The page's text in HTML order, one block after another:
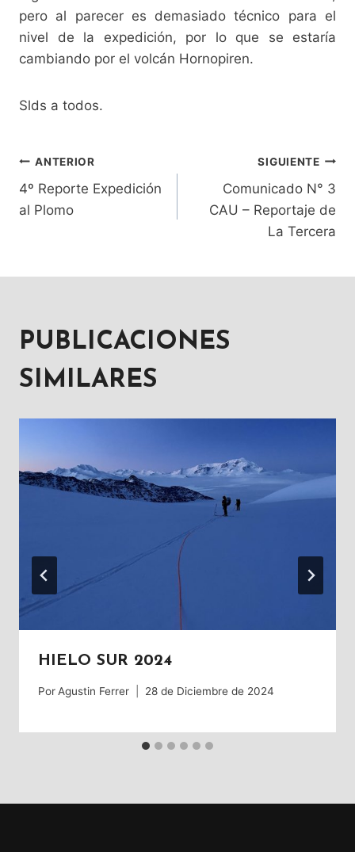
pero al parecer es demasiado técnico para el
nivel de la expedición, por lo que se estaría
cambiando por el volcán Hornopiren.
Slds a todos.
NAVEGACIÓN
DE
ANTERIOR
4º Reporte Expedición
al Plomo
SIGUIENTE
Comunicado N° 3
CAU – Reportaje de
La Tercera
PUBLICACIONES
SIMILARES
HIELO SUR 2024
PorAgustin Ferrer 28 de Diciembre de 2024